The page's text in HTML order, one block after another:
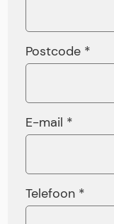
Postcode *
E-mail *
Telefoon *